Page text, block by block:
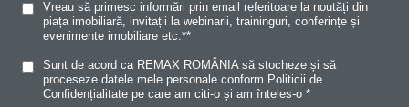
Vreau să primesc informări prin email referitoare la noutăți din
piața imobiliară, invitații la webinarii, traininguri, conferințe și
evenimente imobiliare etc.**
Sunt de acord ca REMAX ROMÂNIA să stocheze și să
proceseze datele mele personale conform Politicii de
Confidențialitate pe care am citi-o și am înteles-o *